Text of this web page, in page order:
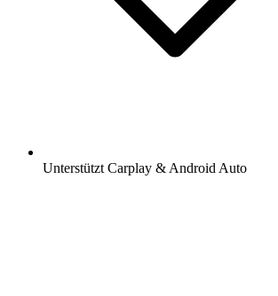
Unterstützt Carplay & Android Auto